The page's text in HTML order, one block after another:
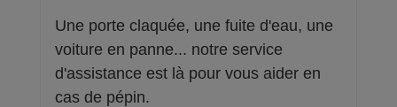
Une porte claquée, une fuite d'eau, une
voiture en panne... notre service
d'assistance est là pour vous aider en
cas de pépin.